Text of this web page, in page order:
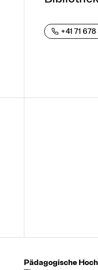
+41 71
Pädagogische